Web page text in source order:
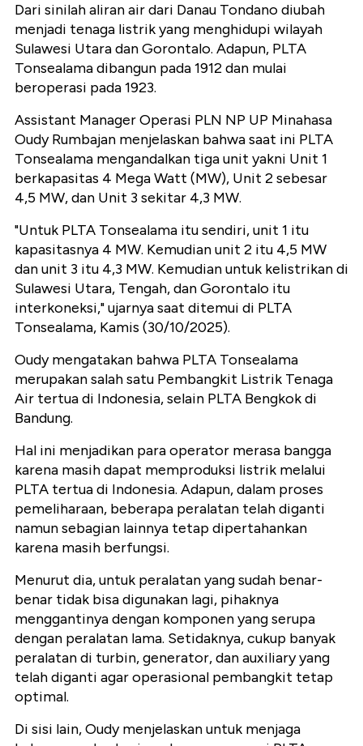
Dari sinilah aliran air dari Danau Tondano diubah
menjadi tenaga listrik yang menghidupi wilayah
Sulawesi Utara dan Gorontalo. Adapun, PLTA
Tonsealama dibangun pada 1912 dan mulai
beroperasi pada 1923.
Assistant Manager Operasi PLN NP UP Minahasa
Oudy Rumbajan menjelaskan bahwa saat ini PLTA
Tonsealama mengandalkan tiga unit yakni Unit 1
berkapasitas 4 Mega Watt (MW), Unit 2 sebesar
4,5 MW, dan Unit 3 sekitar 4,3 MW.
"Untuk PLTA Tonsealama itu sendiri, unit 1 itu
kapasitasnya 4 MW. Kemudian unit 2 itu 4,5 MW
dan unit 3 itu 4,3 MW. Kemudian untuk kelistrikan di
Sulawesi Utara, Tengah, dan Gorontalo itu
interkoneksi," ujarnya saat ditemui di PLTA
Tonsealama, Kamis (30/10/2025).
Oudy mengatakan bahwa PLTA Tonsealama
merupakan salah satu Pembangkit Listrik Tenaga
Air tertua di Indonesia, selain PLTA Bengkok di
Bandung.
Hal ini menjadikan para operator merasa bangga
karena masih dapat memproduksi listrik melalui
PLTA tertua di Indonesia. Adapun, dalam proses
pemeliharaan, beberapa peralatan telah diganti
namun sebagian lainnya tetap dipertahankan
karena masih berfungsi.
Menurut dia, untuk peralatan yang sudah benar-
benar tidak bisa digunakan lagi, pihaknya
menggantinya dengan komponen yang serupa
dengan peralatan lama. Setidaknya, cukup banyak
peralatan di turbin, generator, dan auxiliary yang
telah diganti agar operasional pembangkit tetap
optimal.
Di sisi lain, Oudy menjelaskan untuk menjaga